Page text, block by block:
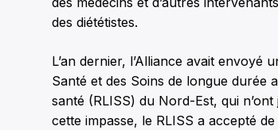
des diététistes.
L’an dernier, l’Alliance avait envoyé
Santé et des Soins de longue durée
santé (RLISS) du Nord-Est, qui
cette impasse, le RLISS a accepté